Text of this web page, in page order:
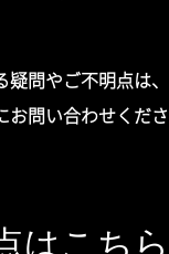
問やご不明点は、
お問い合わせくだ
はこち